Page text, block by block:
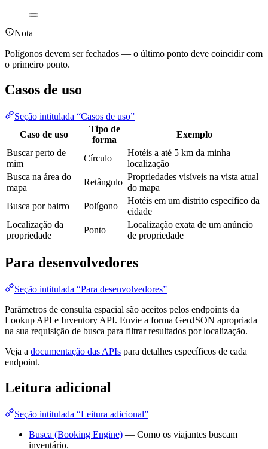
Nota
Polígonos devem ser fechados — o último ponto deve coincidir com
o primeiro ponto.
Casos de uso
Seção intitulada “Casos de uso”
Caso de uso
Tipo de
forma
Exemplo
Buscar perto de
mim
Círculo
Hotéis a até 5 km da minha
localização
Busca na área do
mapa
Retângulo
Propriedades visíveis na vista atual
do mapa
Busca por bairro
Polígono
Hotéis em um distrito específico da
cidade
Localização da
propriedade
Ponto
Localização exata de um anúncio
de propriedade
Para desenvolvedores
Seção intitulada “Para desenvolvedores”
Parâmetros de consulta espacial são aceitos pelos endpoints da
Lookup API e Inventory API. Envie a forma GeoJSON apropriada
na sua requisição de busca para filtrar resultados por localização.
Veja a documentação das APIs para detalhes específicos de cada
endpoint.
Leitura adicional
Seção intitulada “Leitura adicional”
Busca (Booking Engine) — Como os viajantes buscam
inventário.